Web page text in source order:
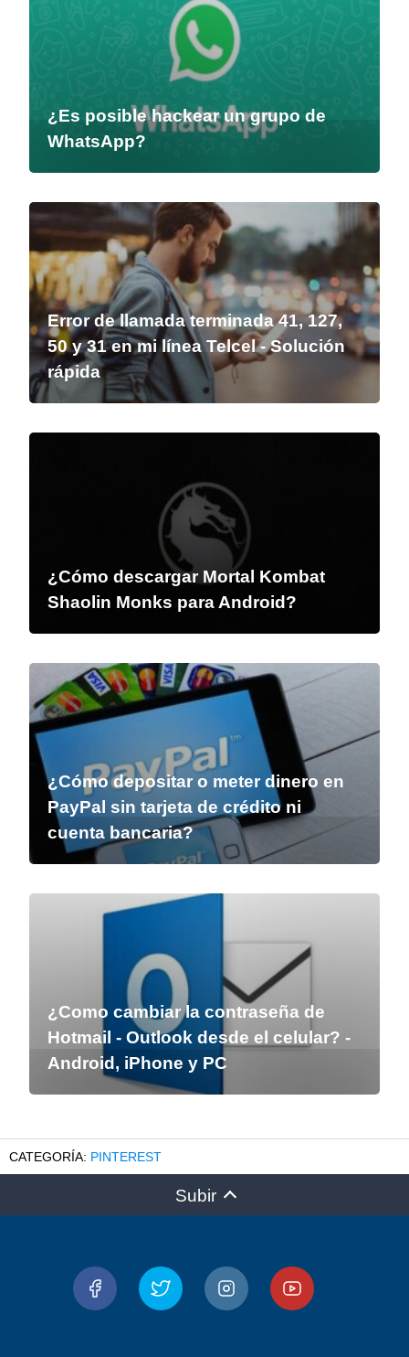
¿Es posible hackear un grupo de
WhatsApp?
Error de llamada terminada 41, 127,
50 y 31 en mi línea Telcel - Solución
rápida
¿Cómo descargar Mortal Kombat
Shaolin Monks para Android?
¿Cómo depositar o meter dinero en
PayPal sin tarjeta de crédito ni
cuenta bancaria?
¿Como cambiar la contraseña de
Hotmail - Outlook desde el celular? -
Android, iPhone y PC
PINTEREST
Subir